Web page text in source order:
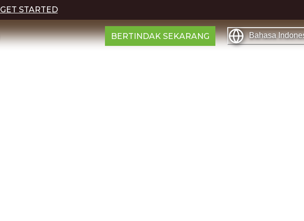
GET STARTED
BERTINDAK SEKARANG Bahasa